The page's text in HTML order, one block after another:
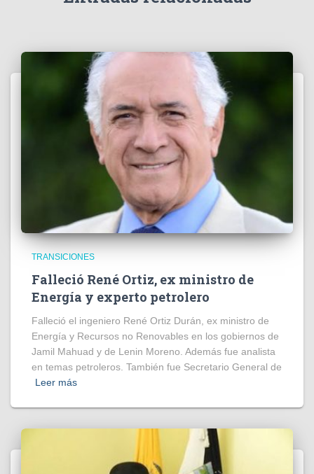
TRANSICIONES
Falleció René Ortiz, ex ministro de
Energía y experto petrolero
Falleció el ingeniero René Ortiz Durán, ex ministro de
Energía y Recursos no Renovables en los gobiernos de
Jamil Mahuad y de Lenin Moreno. Además fue analista
en temas petroleros. También fue Secretario General de
Leer más